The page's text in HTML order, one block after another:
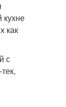
кухне
как
с